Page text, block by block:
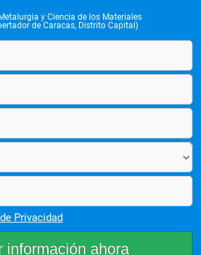
y Ciencia de los Materiales
de Caracas, Distrito Capital)
Privacidad